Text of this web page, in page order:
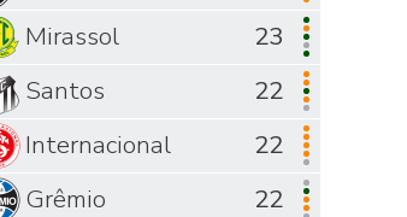
Mirassol
23
Santos
22
Internacional
22
Grêmio
22